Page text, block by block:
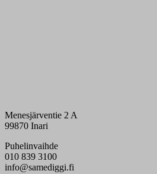
Menesjärventie 2 A
99870 Inari
Puhelinvaihde
010 839 3100
info@samediggi.fi